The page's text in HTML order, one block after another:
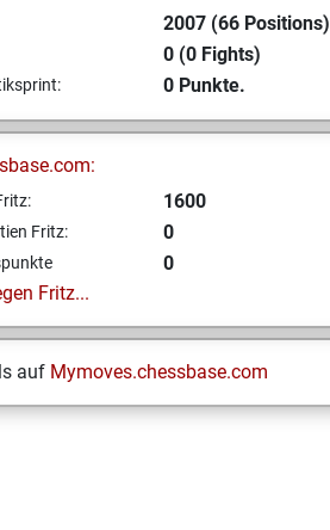
2007 (66 Positions)
0 (0 Fights)
0 Punkte.
1600
Fritz: 0
0
Fritz...
auf Mymoves.chessbase.com